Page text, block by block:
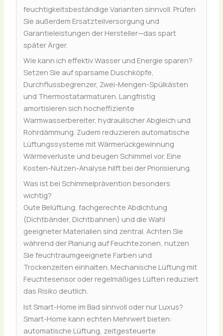
feuchtigkeitsbeständige Varianten sinnvoll. Prüfen
Sie außerdem Ersatzteilversorgung und
Garantieleistungen der Hersteller—das spart
später Ärger.
Wie kann ich effektiv Wasser und Energie sparen?
Setzen Sie auf sparsame Duschköpfe,
Durchflussbegrenzer, Zwei-Mengen-Spülkästen
und Thermostatarmaturen. Langfristig
amortisieren sich hocheffiziente
Warmwasserbereiter, hydraulischer Abgleich und
Rohrdämmung. Zudem reduzieren automatische
Lüftungssysteme mit Wärmerückgewinnung
Wärmeverluste und beugen Schimmel vor. Eine
Kosten-Nutzen-Analyse hilft bei der Priorisierung.
Was ist bei Schimmelprävention besonders
wichtig?
Gute Belüftung, fachgerechte Abdichtung
(Dichtbänder, Dichtbahnen) und die Wahl
geeigneter Materialien sind zentral. Achten Sie
während der Planung auf Feuchtezonen, nutzen
Sie feuchtraumgeeignete Farben und
Trockenzeiten einhalten. Mechanische Lüftung mit
Feuchtesensor oder regelmäßiges Lüften reduziert
das Risiko deutlich.
Ist Smart-Home im Bad sinnvoll oder nur Luxus?
Smart-Home kann echten Mehrwert bieten:
automatische Lüftung, zeitgesteuerte